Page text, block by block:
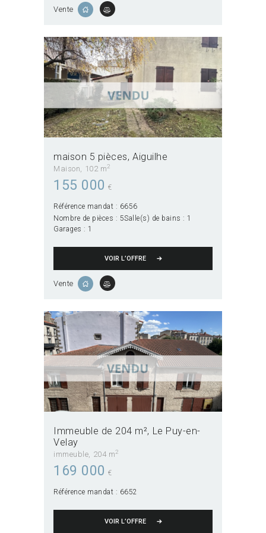
Vente
maison 5 pièces Aiguilhe
Maison 102 m2
155 000 €
Référence mandat : 6656
Nombre de pièces : 5Salle(s) de bains : 1
Garages : 1
VOIR L’OFFRE
Vente
Immeuble de 204 m² Le Puy-en-
Velay
immeuble 204 m2
169 000 €
Référence mandat : 6652
VOIR L’OFFRE